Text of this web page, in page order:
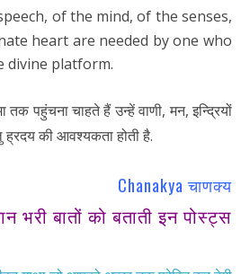
of the mind, of the senses,
heart are needed by one who
divine platform.
तक पहुंचना चाहते हैं उन्हें वाणी, मन, इन्द्रियों
की आवश्यकता होती है.
Chanakya चाणक्य
भरी बातों को बताती इन पोस्ट्स